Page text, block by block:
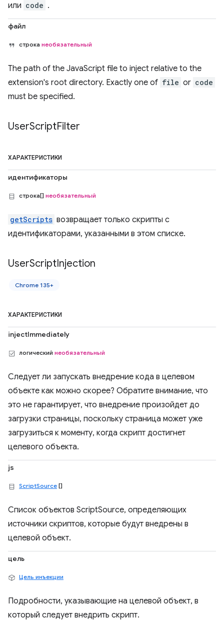
или code .
файл
строка необязательный
The path of the JavaScript file to inject relative to the
extension's root directory. Exactly one of file or code
must be specified.
UserScriptFilter
ХАРАКТЕРИСТИКИ
идентификаторы
строка[] необязательный
getScripts возвращает только скрипты с
идентификаторами, указанными в этом списке.
UserScriptInjection
Chrome 135+
ХАРАКТЕРИСТИКИ
injectImmediately
логический необязательный
Следует ли запускать внедрение кода в целевом
объекте как можно скорее? Обратите внимание, что
это не гарантирует, что внедрение произойдет до
загрузки страницы, поскольку страница может уже
загрузиться к моменту, когда скрипт достигнет
целевого объекта.
js
ScriptSource []
Список объектов ScriptSource, определяющих
источники скриптов, которые будут внедрены в
целевой объект.
цель
Цель инъекции
Подробности, указывающие на целевой объект, в
который следует внедрить скрипт.